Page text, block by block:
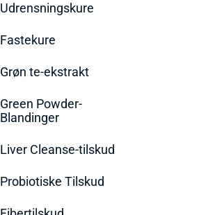
Udrensningskure
Fastekure
Grøn te-ekstrakt
Green Powder-
Blandinger
Liver Cleanse-tilskud
Probiotiske Tilskud